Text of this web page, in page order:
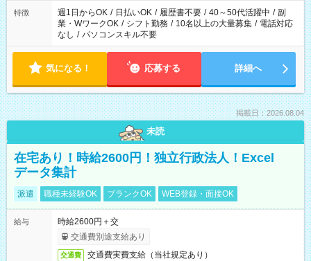
特徴 週1日からOK / 日払いOK / 履歴書不要 / 40～50代活躍中 / 副
業・WワークOK / シフト勤務 / 10名以上の大量募集 / 電話対応
なし / パソコンスキル不要
気になる！ 応募する 詳細へ
掲載日：2026.08.04
未読
在宅あり！時給2600円！独立行政法人！Excel
データ集計
派遣 職種未経験OK ブランクOK WEB登録・面接OK
給与
時給2600円＋交
交通費別途支給あり
交通費 交通費実費支給（当社規定あり）